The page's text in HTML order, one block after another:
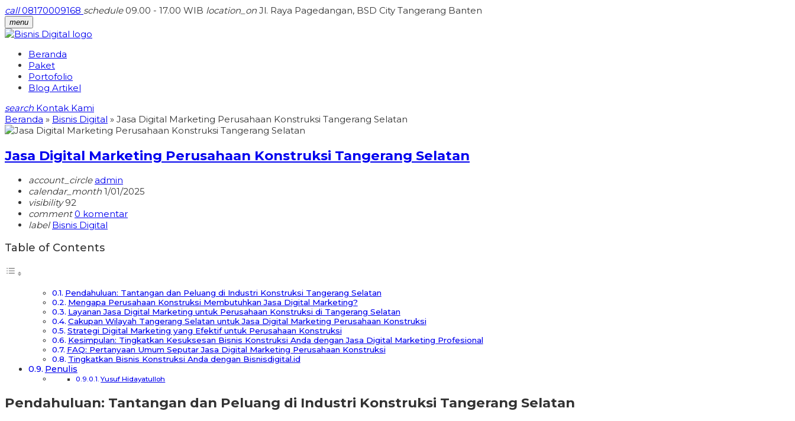
call08170009168 schedule09.00 - 17.00 WIB location_on Jl. Raya Pagedangan, BSD City Tangerang Banten
menu
Beranda
Paket
Portofolio
Blog Artikel
search Kontak Kami
Beranda » Bisnis Digital » Jasa Digital Marketing Perusahaan Konstruksi Tangerang Selatan
Jasa Digital Marketing Perusahaan Konstruksi Tangerang Selatan
account_circle admin
calendar_month 1/01/2025
visibility92
comment 0 komentar
label Bisnis Digital
Table of Contents
Pendahuluan: Tantangan dan Peluang di Industri Konstruksi Tangerang Selatan
Mengapa Perusahaan Konstruksi Membutuhkan Jasa Digital Marketing?
Layanan Jasa Digital Marketing untuk Perusahaan Konstruksi di Tangerang Selatan
Cakupan Wilayah Tangerang Selatan untuk Jasa Digital Marketing Perusahaan Konstruksi
Strategi Digital Marketing yang Efektif untuk Perusahaan Konstruksi
Kesimpulan: Tingkatkan Kesuksesan Bisnis Konstruksi Anda dengan Jasa Digital Marketing Profesional
FAQ: Pertanyaan Umum Seputar Jasa Digital Marketing Perusahaan Konstruksi
Tingkatkan Bisnis Konstruksi Anda dengan Bisnisdigital.id
Penulis
Yusuf Hidayatulloh
Pendahuluan: Tantangan dan Peluang di Industri Konstruksi Tangerang Selatan